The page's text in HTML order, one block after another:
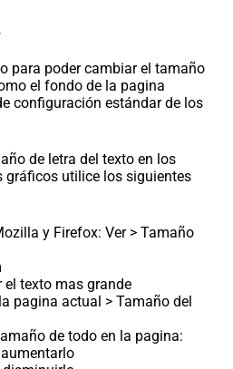
para poder cambiar el tamaño
el fondo de la pagina
configuración estándar de los
de letra del texto en los
gráficos utilice los siguientes
y Firefox: Ver > Tamaño
el texto mas grande
pagina actual > Tamaño del
de todo en la pagina: